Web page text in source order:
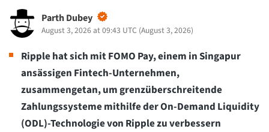
Parth Dubey
August 3, 2026 at 09:43 UTC (August 3, 2026)
Ripple hat sich mit FOMO Pay, einem in Singapur
ansässigen Fintech-Unternehmen,
zusammengetan, um grenzüberschreitende
Zahlungssysteme mithilfe der On-Demand Liquidity
(ODL)-Technologie von Ripple zu verbessern